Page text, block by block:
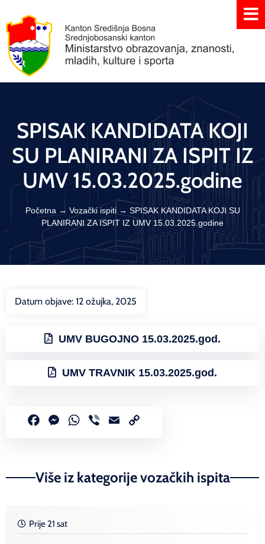
SPISAK KANDIDATA KOJI
SU PLANIRANI ZA ISPIT IZ
UMV 15.03.2025.godine
Početna → Vozački ispiti→ SPISAK KANDIDATA KOJI SU
PLANIRANI ZA ISPIT IZ UMV 15.03.2025.godine
Datum objave: 12 ožujka, 2025
UMV BUGOJNO 15.03.2025.god.
UMV TRAVNIK 15.03.2025.god.
FacebookMessenger
WhatsApp
Viber Email
Više iz kategorije vozačkih ispita
Prije 21 sat